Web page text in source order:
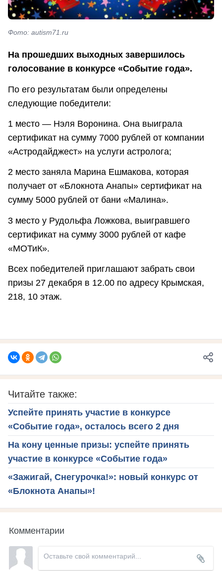
Фото: autism71.ru
На прошедших выходных завершилось
голосование в конкурсе «Событие года».
По его результатам были определены
следующие победители:
1 место — Нэля Воронина. Она выиграла
сертификат на сумму 7000 рублей от компании
«Астродайджест» на услуги астролога;
2 место заняла Марина Ешмакова, которая
получает от «Блокнота Анапы» сертификат на
сумму 5000 рублей от бани «Малина».
3 место у Рудольфа Ложкова, выигравшего
сертификат на сумму 3000 рублей от кафе
«МОТиК».
Всех победителей приглашают забрать свои
призы 27 декабря в 12.00 по адресу Крымская,
218, 10 этаж.
Читайте также:
Успейте принять участие в конкурсе
«Событие года», осталось всего 2 дня
На кону ценные призы: успейте принять
участие в конкурсе «Событие года»
«Зажигай, Снегурочка!»: новый конкурс от
«Блокнота Анапы»!
Комментарии